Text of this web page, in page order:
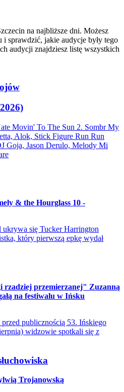
na najbliższe dni. Możesz
i sprawdzić, jakie audycje były tego
audycji znajdziesz listę wszystkich
Movin' To The Sun 2. Sombr My
Alok, Stick Figure Run Run
Goja, Jason Derulo, Melody Mi
& the Hourglass 10 -
ukrywa się Tucker Harrington
który pierwszą epkę wydał
rzadziej przemierzanej" Zuzanną
na festiwalu w Ińsku
publicznością 53. Ińskiego
widzowie spotkali się z
Trojanowską